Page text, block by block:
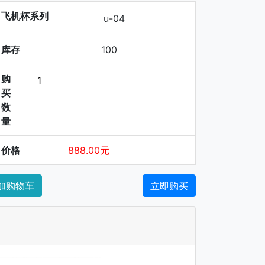
飞机杯系列 u-04
库存 100
购
买
数
量
价格 888.00元
购物车 立即购买